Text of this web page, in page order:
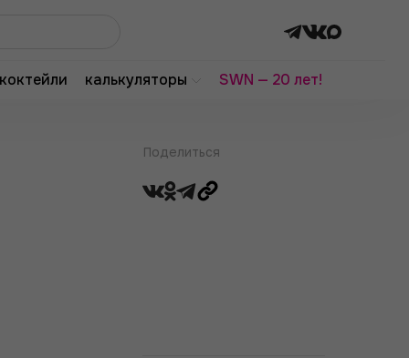
коктейли калькуляторы SWN — 20 лет!
Поделиться